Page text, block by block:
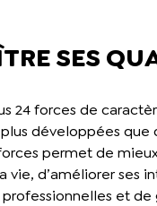
SES
24 forces de
développées que
permet de
vie, d’améliorer ses
et de